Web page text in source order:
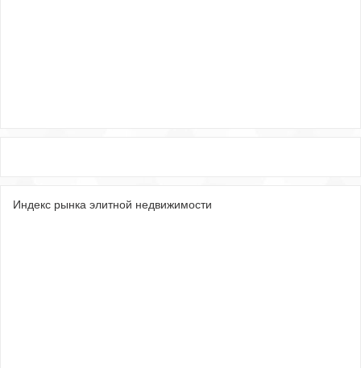
Индекс рынка элитной недвижимости